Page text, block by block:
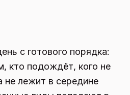
с готового порядка:
кто подождёт, кого не
не лежит в середине